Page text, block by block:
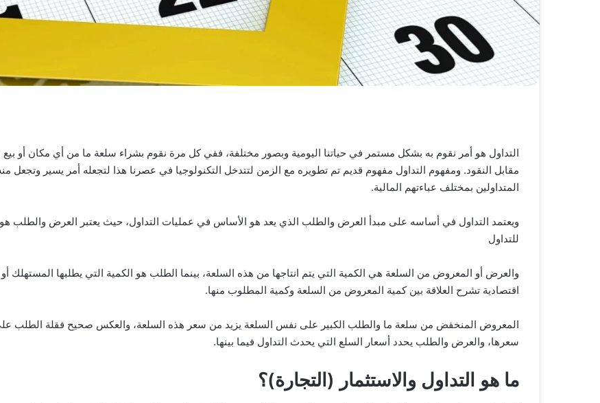
التداول هو أمر نقوم به بشكل مستمر في حياتنا اليومية وبصور مختلفة، ففي كل مرة نقوم بشراء سلعة ما من أي مكان أو
مقابل النقود. ومفهوم التداول مفهوم قديم تم تطويره مع الزمن لتتدخل التكنولوجيا في عصرنا هذا لتجعله أمر يسير
المتداولين بمختلف عباءتهم المالية.
ويعتمد التداول في أساسه على مبدأ العرض والطلب الذي يعد هو الأساس في عمليات التداول، حيث يعتبر العرض والطلب هو
للتداول
والعرض أو المعروض من السلعة هي الكمية التي يتم انتاجها من هذه السلعة، بينما الطلب هو الكمية التي يطلبها
اقتصادية تشرح العلاقة بين كمية المعروض من السلعة وكمية المطلوب منها.
المعروض المنخفض من سلعة ما والطلب الكبير على نفس السلعة يزيد من سعر هذه السلعة، والعكس صحيح فقلة الطلب
سعرها، والعرض والطلب يحدد أسعار السلع التي يحدث التداول فيما بينها.
ما هو التداول والاستثمار (التجارة)؟